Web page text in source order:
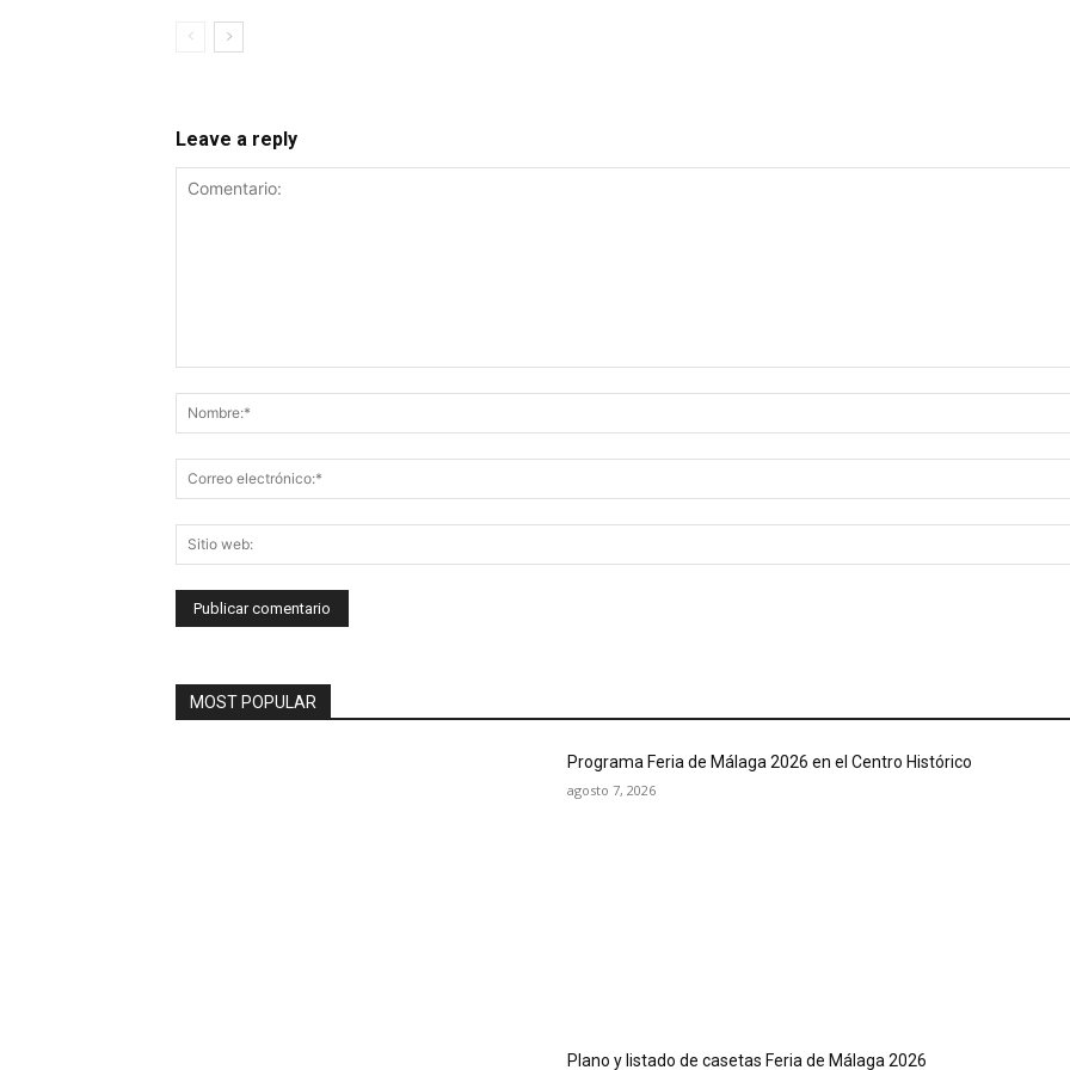
Leave a reply
MOST POPULAR
Programa Feria de Málaga 2026 en el Centro Histórico
agosto 7, 2026
Plano y listado de casetas Feria de Málaga 2026